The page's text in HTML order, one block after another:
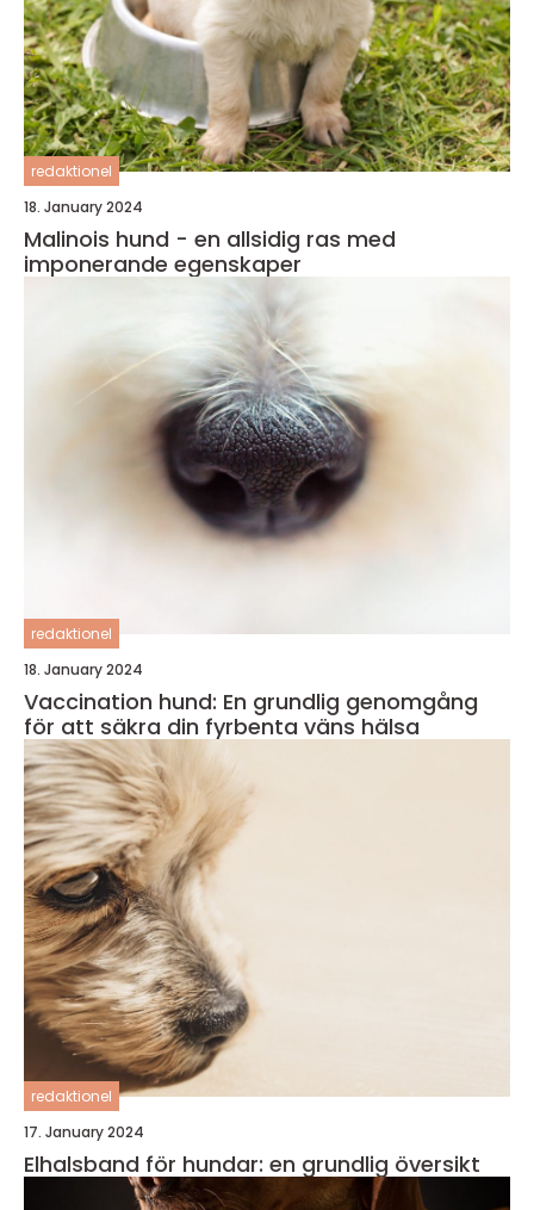
redaktionel
18. January 2024
Malinois hund - en allsidig ras med
imponerande egenskaper
redaktionel
18. January 2024
Vaccination hund: En grundlig genomgång
för att säkra din fyrbenta väns hälsa
redaktionel
17. January 2024
Elhalsband för hundar: en grundlig översikt